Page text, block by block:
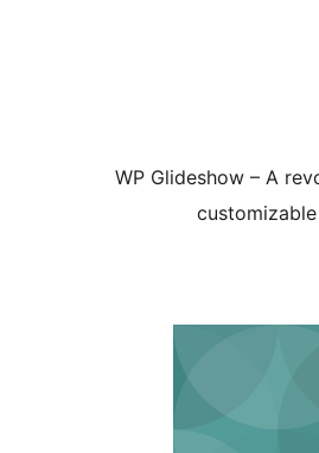
WP Glideshow – A